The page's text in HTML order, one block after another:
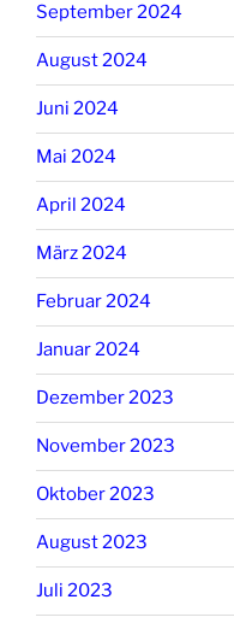
September 2024
August 2024
Juni 2024
Mai 2024
April 2024
März 2024
Februar 2024
Januar 2024
Dezember 2023
November 2023
Oktober 2023
August 2023
Juli 2023